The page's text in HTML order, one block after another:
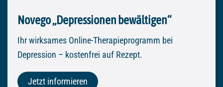
Novego „Depressionen bewältigen“
Ihr wirksames Online-Therapieprogramm bei
Depression – kostenfrei auf Rezept.
Jetzt informieren